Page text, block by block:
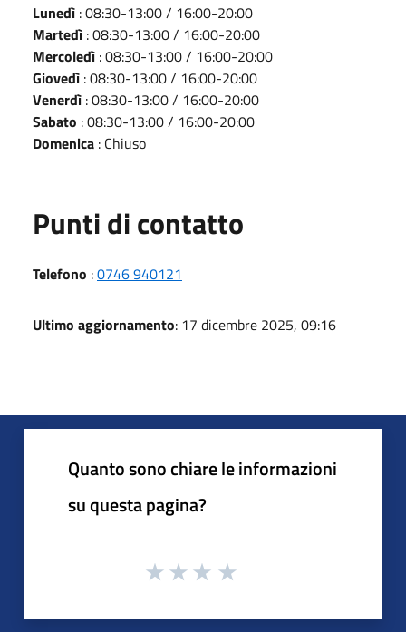
Lunedì : 08:30-13:00 / 16:00-20:00
Martedì : 08:30-13:00 / 16:00-20:00
Mercoledì : 08:30-13:00 / 16:00-20:00
Giovedì : 08:30-13:00 / 16:00-20:00
Venerdì : 08:30-13:00 / 16:00-20:00
Sabato : 08:30-13:00 / 16:00-20:00
Domenica : Chiuso
Punti di contatto
Telefono :0746 940121
Ultimo aggiornamento: 17 dicembre 2025, 09:16
Quanto sono chiare le informazioni
su questa pagina?